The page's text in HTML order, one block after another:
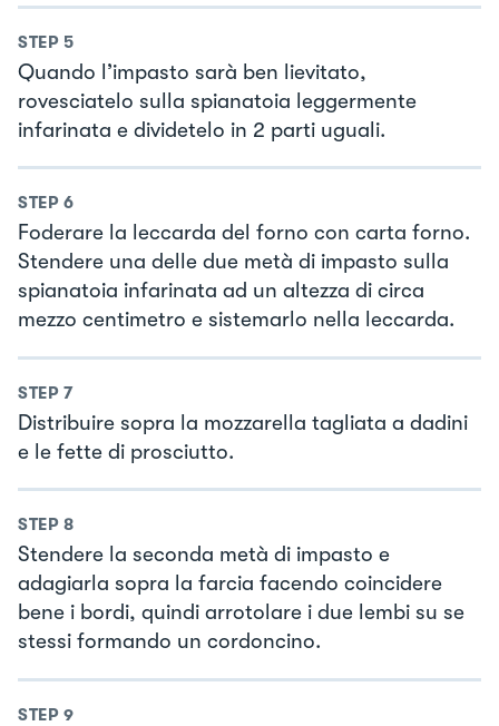
STEP 5
Quando l’impasto sarà ben lievitato,
rovesciatelo sulla spianatoia leggermente
infarinata e dividetelo in 2 parti uguali.
STEP 6
Foderare la leccarda del forno con carta forno.
Stendere una delle due metà di impasto sulla
spianatoia infarinata ad un altezza di circa
mezzo centimetro e sistemarlo nella leccarda.
STEP 7
Distribuire sopra la mozzarella tagliata a dadini
e le fette di prosciutto.
STEP 8
Stendere la seconda metà di impasto e
adagiarla sopra la farcia facendo coincidere
bene i bordi, quindi arrotolare i due lembi su se
stessi formando un cordoncino.
STEP 9